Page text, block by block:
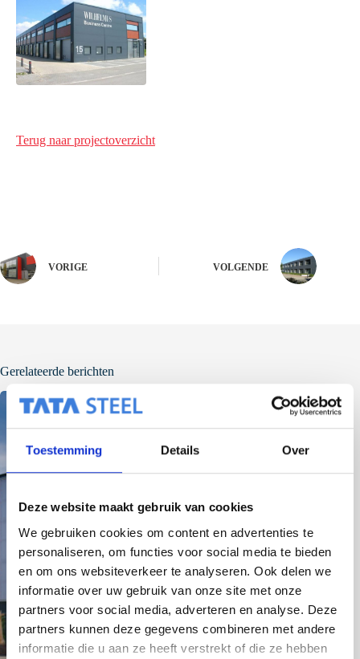
Toestemming Details Over
Deze website maakt gebruik van cookies
We gebruiken cookies om content en advertenties te
personaliseren, om functies voor social media te bieden
en om ons websiteverkeer te analyseren. Ook delen we
informatie over uw gebruik van onze site met onze
partners voor social media, adverteren en analyse. Deze
partners kunnen deze gegevens combineren met andere
informatie die u aan ze heeft verstrekt of die ze hebben
Terug naar projectoverzicht
VORIGE VOLGENDE
Gerelateerde berichten